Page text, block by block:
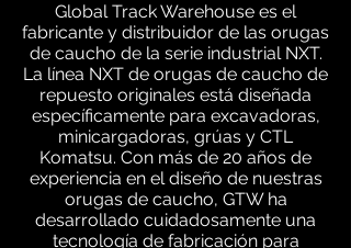
Global Track Warehouse es el
fabricante y distribuidor de las orugas
de caucho de la serie industrial NXT.
La línea NXT de orugas de caucho de
repuesto originales está diseñada
específicamente para excavadoras,
minicargadoras, grúas y CTL
Komatsu. Con más de 20 años de
experiencia en el diseño de nuestras
orugas de caucho, GTW ha
desarrollado cuidadosamente una
tecnología de fabricación para